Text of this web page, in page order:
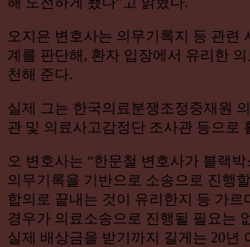
오지은 변호사는 의무기록지 등 관련
계를 판단해, 환자 입장에서 유리한
천해 준다.
실제 그는 한국의료분쟁조정중재원
관 및 의료사고감정단 조사관 등으로
오 변호사는 “한문철 변호사가 블랙박
의무기록을 기반으로 소송으로 진행
합의로 끝내는 것이 유리한지 등 가르
경우가 의료소송으로 진행될 필요는
실제 배상금을 받기까지 길게는 20년